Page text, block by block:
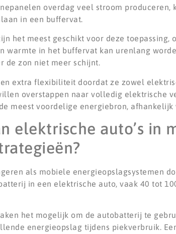
overdag veel stroom
in een buffervat.
het meest geschikt voor deze
warmte in het buffervat kan urenlang
de zon niet meer schijnt.
extra flexibiliteit doordat ze zowel
overstappen naar volledig elektrische
meest voordelige energiebron, afhankelijk
elektrische auto’s in
als mobiele energieopslagsystemen
in een elektrische auto, vaak 40 tot
het mogelijk om de autobatterij te
energieopslag tijdens piekverbruik.